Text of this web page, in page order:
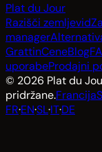
Plat du Jour
Razišči zemljevid
manager
GrattinCeneBlog
uporabeProdajni
© 2026 Plat du
pridržane.Francija
FR·EN·SL·IT·DE